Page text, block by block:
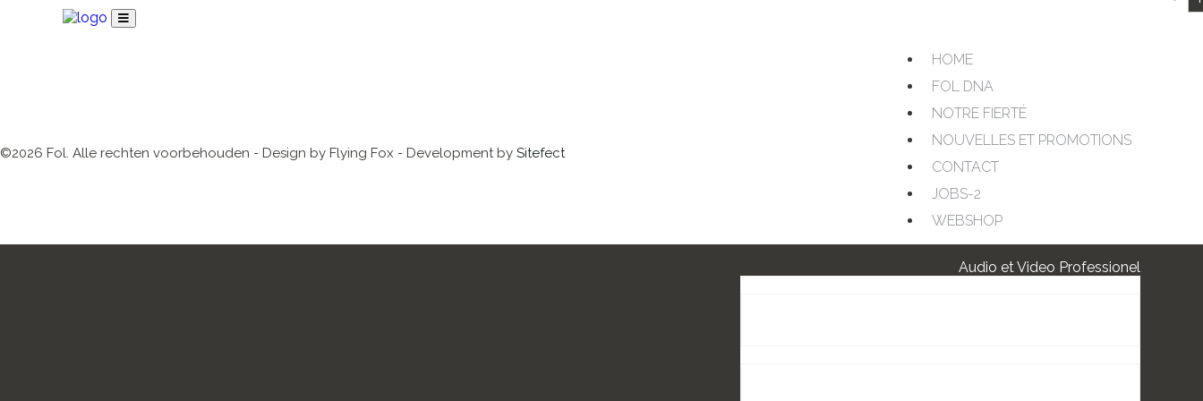
HOME
FOL DNA
NOTRE FIERTÉ
NOUVELLES ET PROMOTIONS
CONTACT
JOBS-2
WEBSHOP
Audio et Video Professionel
©2026 Fol. Alle rechten voorbehouden - Design by Flying Fox - Development by Sitefect